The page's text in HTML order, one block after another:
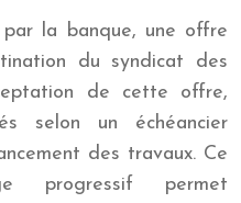
la banque, une offre
du syndicat des
de cette offre,
selon un échéancier
des travaux. Ce
progressif permet